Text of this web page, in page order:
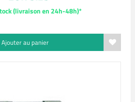
(livraison en 24h-48h)*
Ajouter au panier